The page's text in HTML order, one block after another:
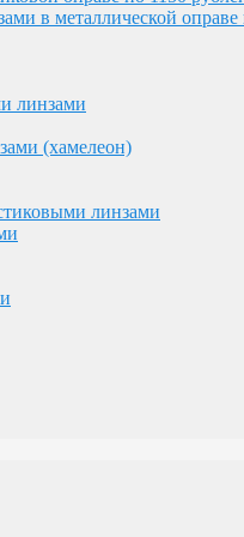
линзами
и 7000 рублей
в металлической оправе
линзами
(хамелеон)
линзами